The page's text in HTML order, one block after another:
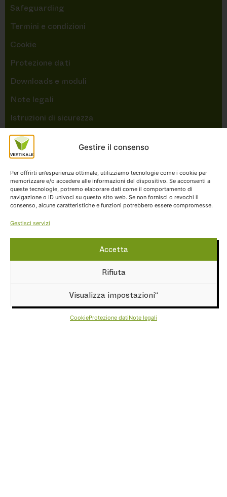
Gestire il consenso
Per offrirti un'esperienza ottimale, utilizziamo tecnologie come i cookie per
memorizzare e/o accedere alle informazioni del dispositivo. Se acconsenti a
queste tecnologie, potremo elaborare dati come il comportamento di
navigazione o ID univoci su questo sito web. Se non fornisci o revochi il
consenso, alcune caratteristiche e funzioni potrebbero essere compromesse.
Gestisci servizi
Accetta
Rifiuta
Visualizza impostazioni“
CookieProtezione datiNote legali
Safeguarding
Termini e condizioni
Cookie
Protezione dati
Downloads e moduli
Note legali
Istruzioni di sicurezza
Mappa del sito
Refund-Policy
LINK UTILI
Lavora con noi
Sponsor e partner